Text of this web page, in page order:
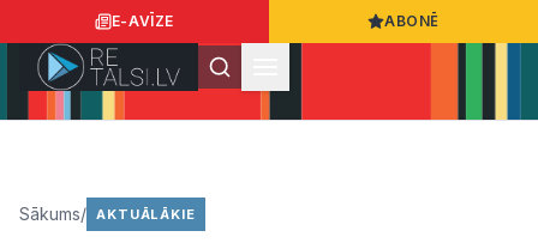
E-AVĪZE ABONĒ
Sākums/ AKTUĀLĀKIE